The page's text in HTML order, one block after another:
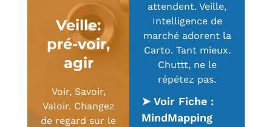
Veille:
pré-voir,
agir
Voir, Savoir,
Valoir. Changez
de regard sur le
attendent. Veille,
Intelligence de
marché adorent la
Carto. Tant mieux.
Chuttt, ne le
répétez pas.
➤ Voir Fiche :
MindMapping